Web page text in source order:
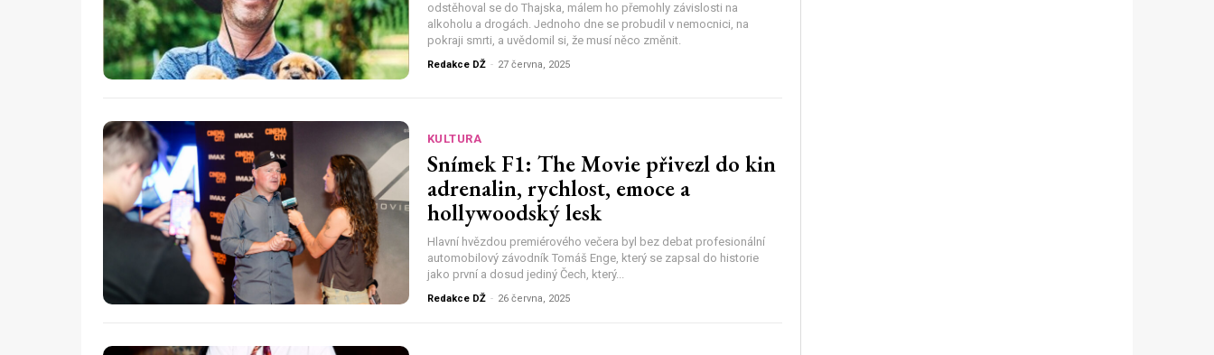
odstěhoval se do Thajska, málem ho přemohly závislosti na
alkoholu a drogách. Jednoho dne se probudil v nemocnici, na
pokraji smrti, a uvědomil si, že musí něco změnit.
Redakce DŽ - 27 června, 2025
KULTURA
Snímek F1: The Movie přivezl do kin
adrenalin, rychlost, emoce a
hollywoodský lesk
Hlavní hvězdou premiérového večera byl bez debat profesionální
automobilový závodník Tomáš Enge, který se zapsal do historie
jako první a dosud jediný Čech, který...
Redakce DŽ - 26 června, 2025